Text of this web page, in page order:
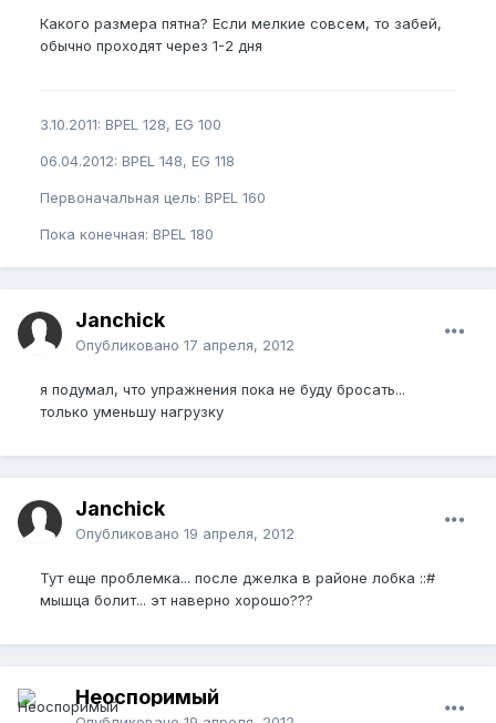
Какого размера пятна? Если мелкие совсем, то забей,
обычно проходят через 1-2 дня
3.10.2011: BPEL 128, EG 100
06.04.2012: BPEL 148, EG 118
Первоначальная цель: BPEL 160
Пока конечная: BPEL 180
Janchick
Опубликовано 17 апреля, 2012
я подумал, что упражнения пока не буду бросать...
только уменьшу нагрузку
Janchick
Опубликовано 19 апреля, 2012
Тут еще проблемка... после джелка в районе лобка ::#
мышца болит... эт наверно хорошо???
Неоспоримый